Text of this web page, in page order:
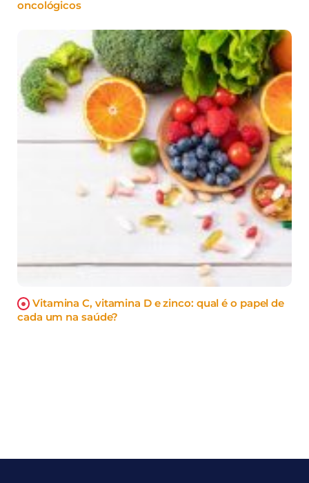
oncológicos
Vitamina C, vitamina D e zinco: qual é o papel de
cada um na saúde?